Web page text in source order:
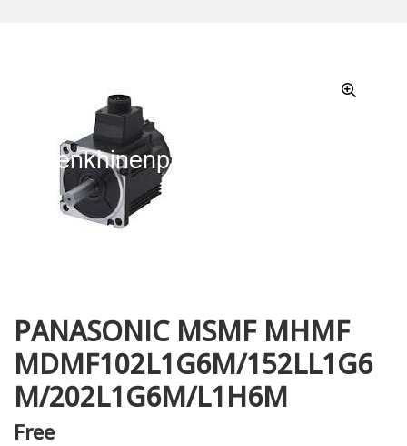
PANASONIC MSMF MHMF
MDMF102L1G6M/152LL1G6
M/202L1G6M/L1H6M
Free